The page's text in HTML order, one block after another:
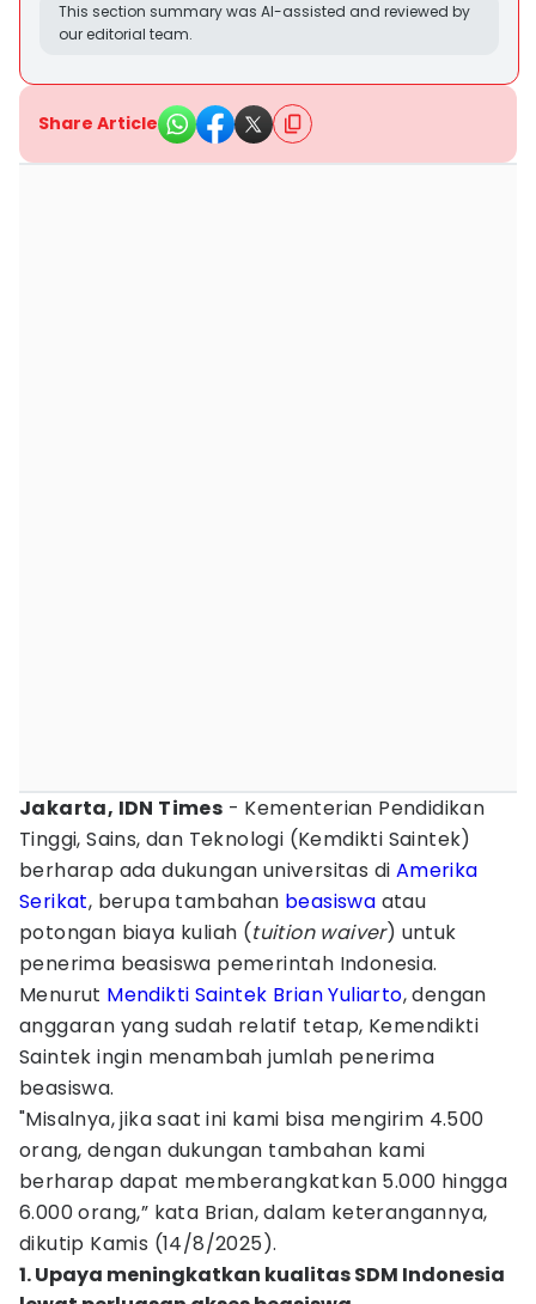
This section summary was AI-assisted and reviewed by
our editorial team.
Share Article
Jakarta, IDN Times - Kementerian Pendidikan
Tinggi, Sains, dan Teknologi (Kemdikti Saintek)
berharap ada dukungan universitas di Amerika
Serikat, berupa tambahan beasiswa atau
potongan biaya kuliah (tuition waiver) untuk
penerima beasiswa pemerintah Indonesia.
Menurut Mendikti Saintek Brian Yuliarto, dengan
anggaran yang sudah relatif tetap, Kemendikti
Saintek ingin menambah jumlah penerima
beasiswa.
"Misalnya, jika saat ini kami bisa mengirim 4.500
orang, dengan dukungan tambahan kami
berharap dapat memberangkatkan 5.000 hingga
6.000 orang,” kata Brian, dalam keterangannya,
dikutip Kamis (14/8/2025).
1. Upaya meningkatkan kualitas SDM Indonesia